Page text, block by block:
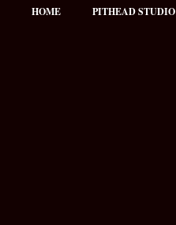
HOME PITHEAD STUDIO